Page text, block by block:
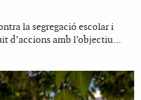
la segregació escolar i
d’accions amb l’objectiu...